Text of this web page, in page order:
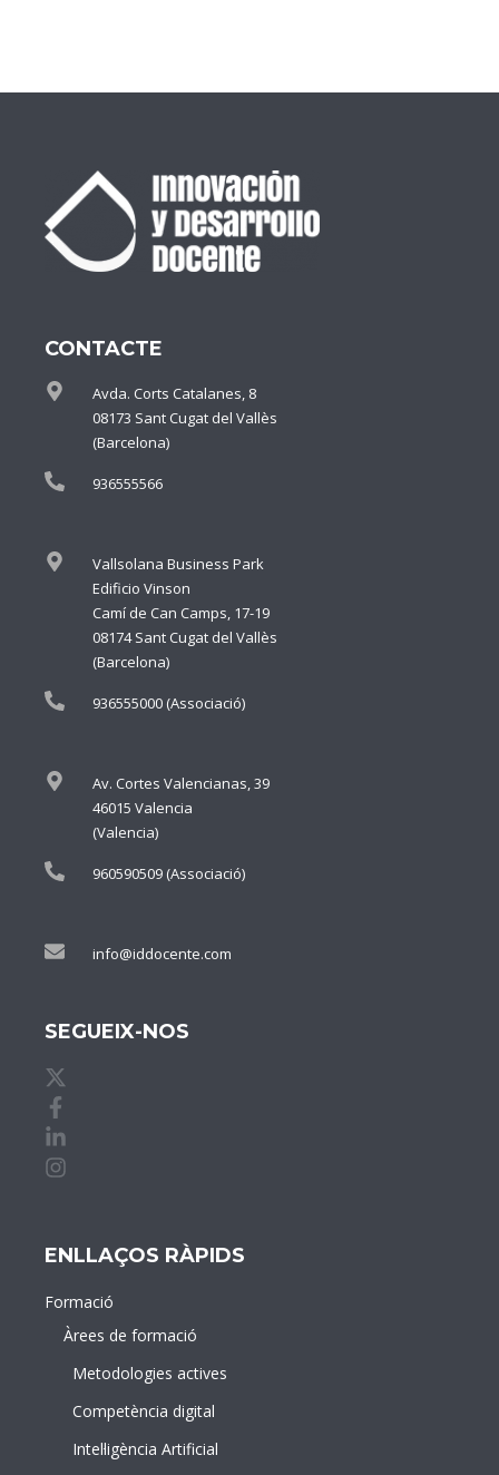
CONTACTE
Avda. Corts Catalanes, 8
08173 Sant Cugat del Vallès
(Barcelona)
936555566
Vallsolana Business Park
Edificio Vinson
Camí de Can Camps, 17-19
08174 Sant Cugat del Vallès
(Barcelona)
936555000 (Associació)
Av. Cortes Valencianas, 39
46015 Valencia
(Valencia)
960590509 (Associació)
info@iddocente.com
SEGUEIX-NOS
ENLLAÇOS RÀPIDS
Formació
Àrees de formació
Metodologies actives
Competència digital
Intel·ligència Artificial